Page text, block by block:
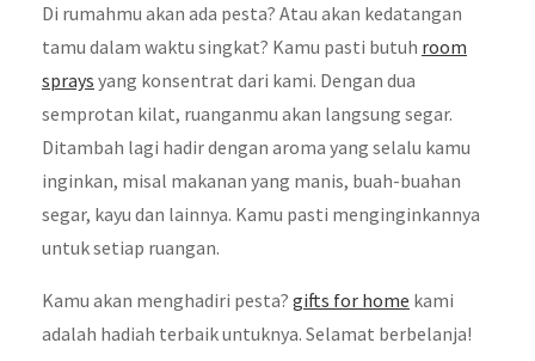
Di rumahmu akan ada pesta? Atau akan kedatangan
tamu dalam waktu singkat? Kamu pasti butuh room
sprays yang konsentrat dari kami. Dengan dua
semprotan kilat, ruanganmu akan langsung segar.
Ditambah lagi hadir dengan aroma yang selalu kamu
inginkan, misal makanan yang manis, buah-buahan
segar, kayu dan lainnya. Kamu pasti menginginkannya
untuk setiap ruangan.
Kamu akan menghadiri pesta? gifts for home kami
adalah hadiah terbaik untuknya. Selamat berbelanja!